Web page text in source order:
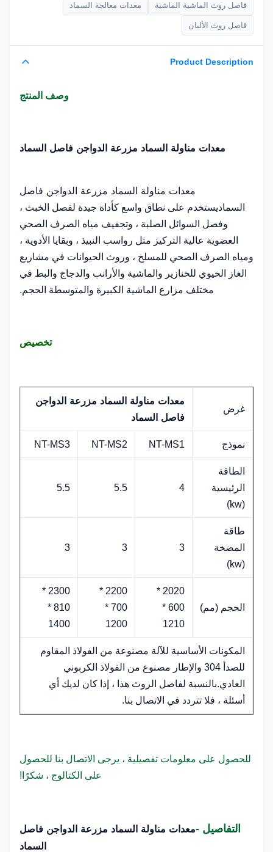
فاصل روث الماشية الماشية معدات معالجة السماد
فاصل روث الألبان
Product Description
وصف المنتج
معدات مناولة السماد مزرعة الدواجن فاصل السماد
معدات مناولة السماد مزرعة الدواجن فاصل
السماديستخدم على نطاق واسع كأداة جيدة لفصل الخبث ،
وفصل السوائل الصلبة ، وتجفيف مياه الصرف الصحي
العضوية عالية التركيز مثل رواسب النبيذ ، وبقايا الأدوية ،
ومياه الصرف الصحي للمسلخ ، وروث الحيوانات في مشاريع
الغاز الحيوي للخنازير والماشية والأرانب والدجاج والبط في
مختلف مزارع الماشية الكبيرة والمتوسطة الحجم.
تخصيص
غرض
معدات مناولة السماد مزرعة الدواجن
فاصل السماد
نموذج NT-MS1
NT-MS2
NT-MS3
الطاقة
الرئيسية
(kw)
4
5.5
5.5
طاقة
المضخة
(kw)
3
3
3
الحجم (مم)
2020 *
600 *
1210
2200 *
700 *
1200
2300 *
810 *
1400
المكونات الأساسية للآلة مصنوعة من الفولاذ المقاوم
للصدأ 304 والإطار مصنوع من الفولاذ الكربوني
العادي.بالنسبة لفاصل الروث هذا ، إذا كان لديك أي
أسئلة ، فلا تتردد في الاتصال بنا.
للحصول على معلومات تفصيلية ، يرجى الاتصال بنا للحصول
على الكتالوج ، شكرًا!
التفاصيل -معدات مناولة السماد مزرعة الدواجن فاصل
السماد